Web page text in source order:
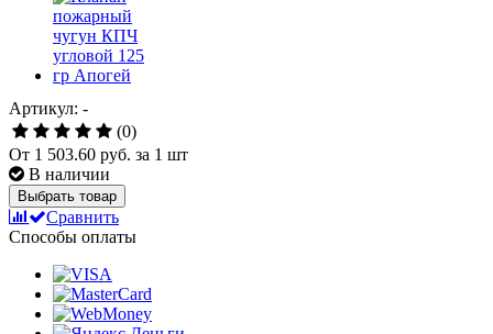
Артикул: -
(0)
От 1 503.60 руб. за 1 шт
В наличии
Выбрать товар
Сравнить
Способы оплаты